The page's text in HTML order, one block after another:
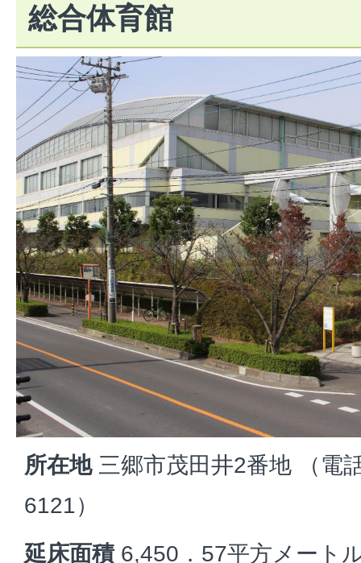
総合体育館
所在地三郷市茂田井2番地 （電
6121）
延床面積6,450．57平方メート